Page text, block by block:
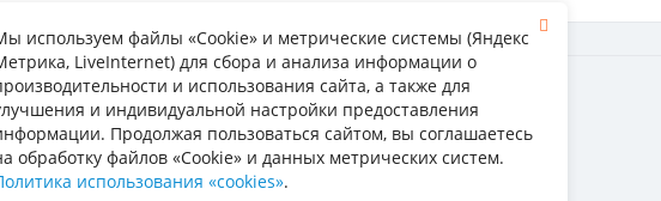
Вопрос-ответ
Обмен и возврат
Информация
Каталог мебели
О нас
используем файлы «Cookie» и метрические системы (Яндекс
LiveInternet) для сбора и анализа информации о
и использования сайта, а также для
и индивидуальной настройки предоставления
Продолжая пользоваться сайтом, вы соглашаетесь
обработку файлов «Cookie» и данных метрических систем.
использования «cookies».